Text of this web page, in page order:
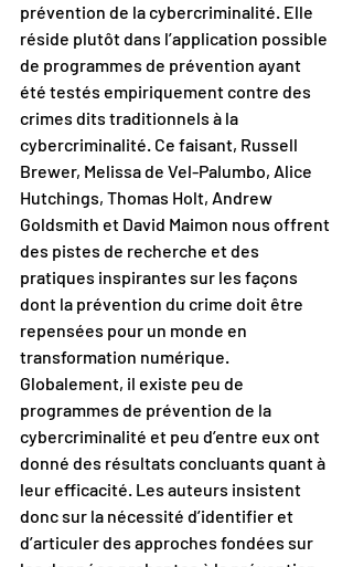
prévention de la cybercriminalité. Elle
réside plutôt dans l’application possible
de programmes de prévention ayant
été testés empiriquement contre des
crimes dits traditionnels à la
cybercriminalité. Ce faisant, Russell
Brewer, Melissa de Vel-Palumbo, Alice
Hutchings, Thomas Holt, Andrew
Goldsmith et David Maimon nous offrent
des pistes de recherche et des
pratiques inspirantes sur les façons
dont la prévention du crime doit être
repensées pour un monde en
transformation numérique.
Globalement, il existe peu de
programmes de prévention de la
cybercriminalité et peu d’entre eux ont
donné des résultats concluants quant à
leur efficacité. Les auteurs insistent
donc sur la nécessité d’identifier et
d’articuler des approches fondées sur